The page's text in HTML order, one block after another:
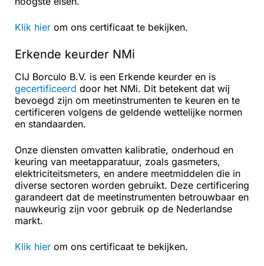
Klik hier om ons certificaat te bekijken.
Erkende keurder NMi
CIJ Borculo B.V. is een Erkende keurder en is
gecertificeerd door het NMi. Dit betekent dat wij
bevoegd zijn om meetinstrumenten te keuren en te
certificeren volgens de geldende wettelijke normen
en standaarden.
Onze diensten omvatten kalibratie, onderhoud en
keuring van meetapparatuur, zoals gasmeters,
elektriciteitsmeters, en andere meetmiddelen die in
diverse sectoren worden gebruikt. Deze certificering
garandeert dat de meetinstrumenten betrouwbaar en
nauwkeurig zijn voor gebruik op de Nederlandse
markt.
Klik hier om ons certificaat te bekijken.